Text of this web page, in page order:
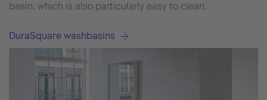
basin, which is also particularly easy to clean.
DuraSquare washbasins